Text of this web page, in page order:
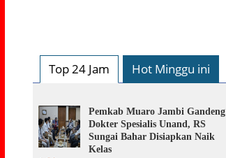
Top 24 Jam Hot Minggu ini
Pemkab Muaro Jambi Gandeng
Dokter Spesialis Unand, RS
Sungai Bahar Disiapkan Naik
Kelas